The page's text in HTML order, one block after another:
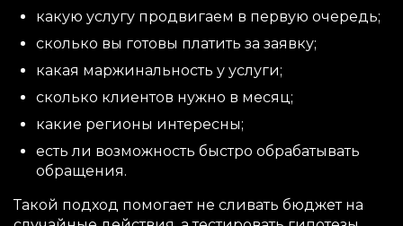
какую услугу продвигаем в первую очередь;
сколько вы готовы платить за заявку;
какая маржинальность у услуги;
сколько клиентов нужно в месяц;
какие регионы интересны;
есть ли возможность быстро обрабатывать
обращения.
Такой подход помогает не сливать бюджет на